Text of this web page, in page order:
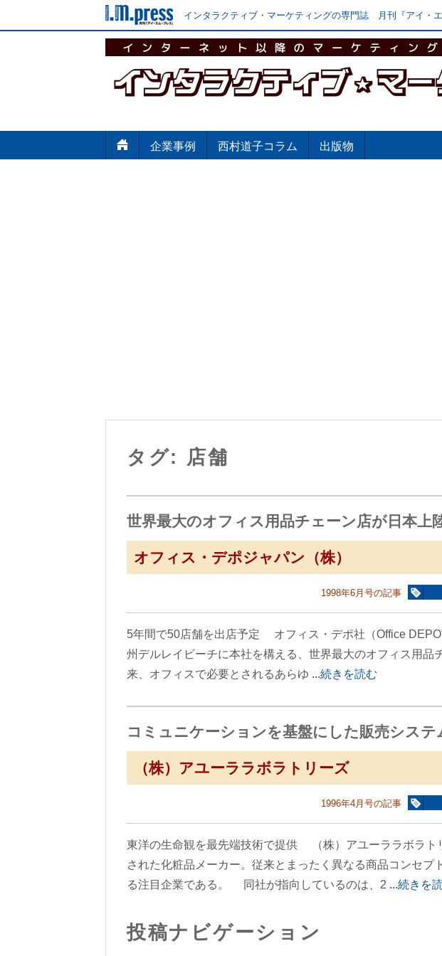
インタラクティブ・マーケティングの専門誌 月刊『アイ・
企業事例 西村道子コラム 出版物
タグ: 店舗
世界最大のオフィス用品チェーン店が日本上
オフィス・デポジャパン（株）
1998年6月号の記事
5年間で50店舗を出店予定 オフィス・デポ社（Office
州デルレイビーチに本社を構える、世界最大のオフィス用品
来、オフィスで必要とされるあらゆ ...続きを読む
コミュニケーションを基盤にした販売システ
（株）アユーララボラトリーズ
1996年4月号の記事
東洋の生命観を最先端技術で提供 （株）アユーララボラト
された化粧品メーカー。従来とまったく異なる商品コンセプ
る注目企業である。 同社が指向しているのは、2 ...続きを
投稿ナビゲーション